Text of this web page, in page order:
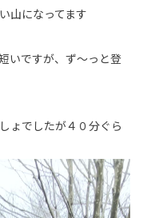
山になってます
いですが、ず～っと登
ょでしたが４０分ぐら